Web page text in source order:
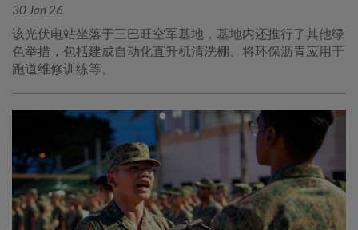
30 Jan 26
该光伏电站坐落于三巴旺空军基地，基地内还推行了其他绿
色举措，包括建成自动化直升机清洗棚、将环保沥青应用于
跑道维修训练等。